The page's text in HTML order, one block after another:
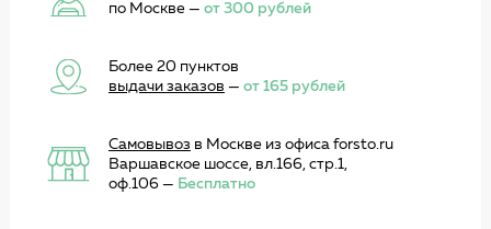
по Москве — от 300 рублей
Более 20 пунктов
выдачи заказов — от 165 рублей
Самовывоз в Москве из офиса forsto.ru
Варшавское шоссе, вл.166, стр.1,
оф.106 — Бесплатно